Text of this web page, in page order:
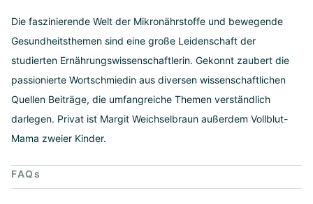
Die faszinierende Welt der Mikronährstoffe und bewegende
Gesundheitsthemen sind eine große Leidenschaft der
studierten Ernährungswissenschaftlerin. Gekonnt zaubert die
passionierte Wortschmiedin aus diversen wissenschaftlichen
Quellen Beiträge, die umfangreiche Themen verständlich
darlegen. Privat ist Margit Weichselbraun außerdem Vollblut-
Mama zweier Kinder.
FAQs